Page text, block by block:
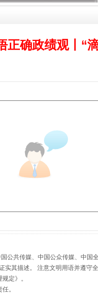
正确政绩观丨“
公共传媒、中国公众传媒、中
其描述。 注意文明用语并遵守全
规定》。
。